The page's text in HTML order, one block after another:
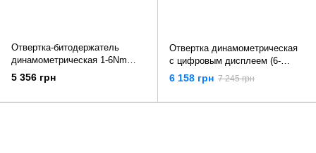
Отвертка-битодержатель
динамометрическая 1-6Nm
Toptul ANCD0806
5 356 грн
Отвертка динамометрическая
с цифровым дисплеем (6-
гранный держатель 1/4") F=0.6-
6 Нм (l= 215 мм) Yato YT-07521
6 158 грн 7 245 грн